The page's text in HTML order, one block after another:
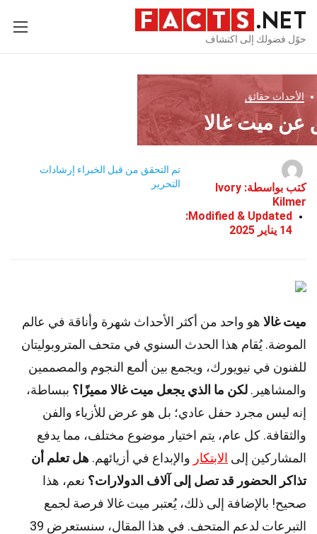
حوّل فضولك إلى اكتشاف
الأحداث حقائق
كتب بواسطة: Ivory
Kilmer
Modified & Updated:
14 يناير 2025
تم التحقق من قبل الخبراء إرشادات
التحرير
ميت غالا هو واحد من أكثر الأحداث شهرة وأناقة في عالم
الموضة. يُقام هذا الحدث السنوي في متحف المتروبوليتان
للفنون في نيويورك، ويجمع بين ألمع النجوم والمصممين
والمشاهير. لكن ما الذي يجعل ميت غالا مميزًا؟ ببساطة،
إنه ليس مجرد حفل عادي؛ بل هو عرض للأزياء والفن
والثقافة. كل عام، يتم اختيار موضوع مختلف، مما يدفع
المشاركين إلى الابتكار والإبداع في أزيائهم. هل تعلم أن
تذاكر الحضور قد تصل إلى آلاف الدولارات؟ نعم، هذا
صحيح! بالإضافة إلى ذلك، يُعتبر ميت غالا فرصة لجمع
التبرعات لدعم المتحف. في هذا المقال، سنستعرض 39